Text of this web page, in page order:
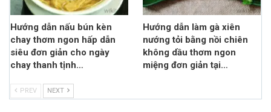
Hướng dẫn nấu bún kèn
chay thơm ngon hấp dẫn
siêu đơn giản cho ngày
chay thanh tịnh…
Hướng dẫn làm gà xiên
nướng tỏi bằng nồi chiên
không dầu thơm ngon
miệng đơn giản tại…
PREV NEXT